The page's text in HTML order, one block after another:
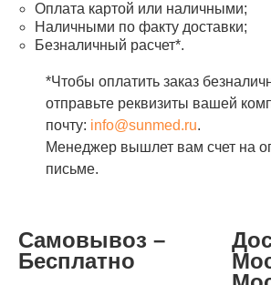
Оплата картой или наличными;
Наличными по факту доставки;
Безналичный расчет*.
*Чтобы оплатить заказ
отправьте реквизиты вашей
почту: info@sunmed.ru.
Менеджер вышлет вам счет на
письме.
Самовывоз –
Бесплатно